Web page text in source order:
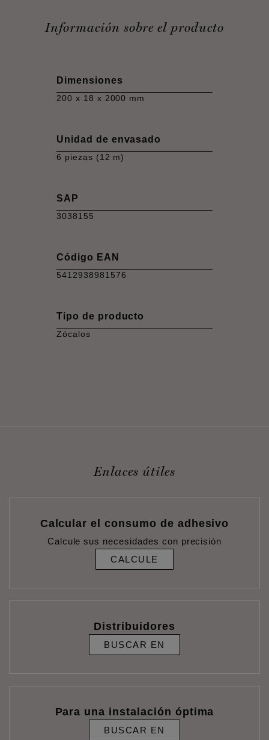
Información sobre el producto
Dimensiones
200 x 18 x 2000 mm
Unidad de envasado
6 piezas (12 m)
SAP
3038155
Código EAN
5412938981576
Tipo de producto
Zócalos
Enlaces útiles
Calcular el consumo de adhesivo
Calcule sus necesidades con precisión
CALCULE
Distribuidores
BUSCAR EN
Para una instalación óptima
BUSCAR EN